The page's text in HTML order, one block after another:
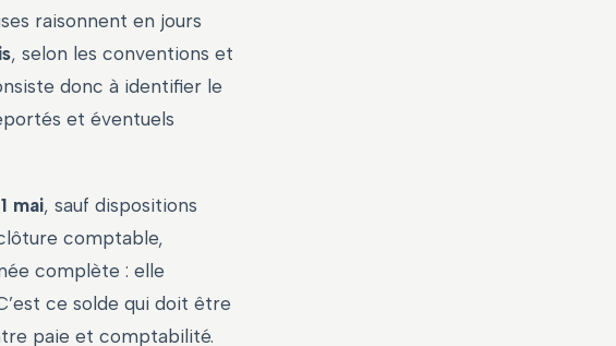
raisonnent en jours
, selon les conventions et
donc à identifier le
et éventuels
mai, sauf dispositions
comptable,
complète : elle
ce solde qui doit être
paie et comptabilité.